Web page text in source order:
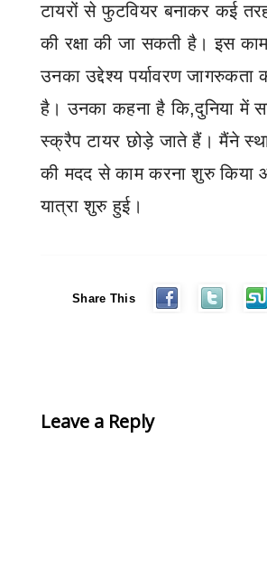
टायरों से फुटवियर बनाकर कई
की रक्षा की जा सकती है। इस
उनका उद्देश्य पर्यावरण जागरुकता
है। उनका कहना है कि,दुनिया में
स्क्रैप टायर छोड़े जाते हैं। मैंने
की मदद से काम करना शुरु किया
यात्रा शुरु हुई।
Share This
Leave a Reply